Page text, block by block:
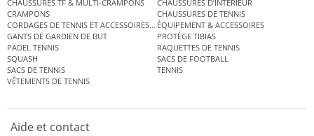
CHAUSSURES TF & MULTI-CRAMPONS
CHAUSSURES D’INTÉRIEUR
CRAMPONS
CHAUSSURES DE TENNIS
CORDAGES DE TENNIS ET ACCESSOIRES DE TENNISÉQUIPEMENT & ACCESSOIRES
GANTS DE GARDIEN DE BUT
PROTÈGE TIBIAS
PADEL TENNIS
RAQUETTES DE TENNIS
SQUASH
SACS DE FOOTBALL
SACS DE TENNIS
TENNIS
VÊTEMENTS DE TENNIS
Aide et contact